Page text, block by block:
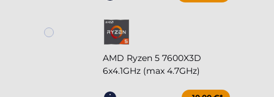
AMD Ryzen 5 7600X3D
6x4.1GHz (max 4.7GHz)